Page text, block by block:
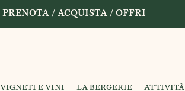
PRENOTA / ACQUISTA / OFFRI
VIGNETI E VINI LA BERGERIE ATTIVITÀ